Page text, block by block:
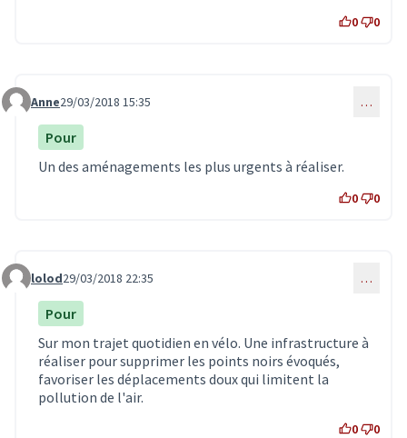
0 0
Commentaire 383
Anne29/03/2018 15:35 …
Pour
Un des aménagements les plus urgents à réaliser.
0 0
Commentaire 391
lolod29/03/2018 22:35 …
Pour
Sur mon trajet quotidien en vélo. Une infrastructure à
réaliser pour supprimer les points noirs évoqués,
favoriser les déplacements doux qui limitent la
pollution de l'air.
0 0